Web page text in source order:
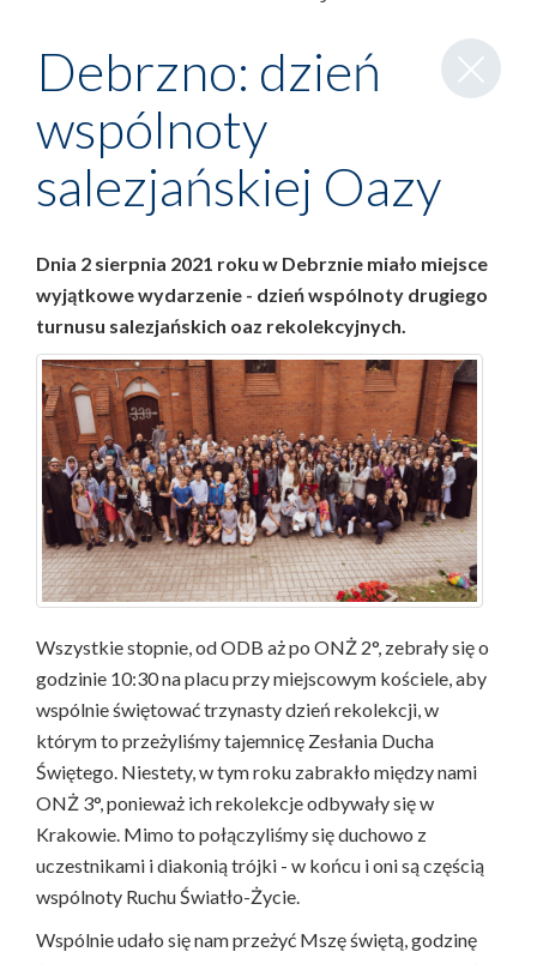
Zamknij
wpis
Debrzno: dzień
wspólnoty
salezjańskiej Oazy
Dnia 2 sierpnia 2021 roku w Debrznie miało miejsce
wyjątkowe wydarzenie - dzień wspólnoty drugiego
turnusu salezjańskich oaz rekolekcyjnych.
Wszystkie stopnie, od ODB aż po ONŻ 2°, zebrały się o
godzinie 10:30 na placu przy miejscowym kościele, aby
wspólnie świętować trzynasty dzień rekolekcji, w
którym to przeżyliśmy tajemnicę Zesłania Ducha
Świętego. Niestety, w tym roku zabrakło między nami
ONŻ 3°, ponieważ ich rekolekcje odbywały się w
Krakowie. Mimo to połączyliśmy się duchowo z
uczestnikami i diakonią trójki - w końcu i oni są częścią
wspólnoty Ruchu Światło-Życie.
Wspólnie udało się nam przeżyć Mszę świętą, godzinę